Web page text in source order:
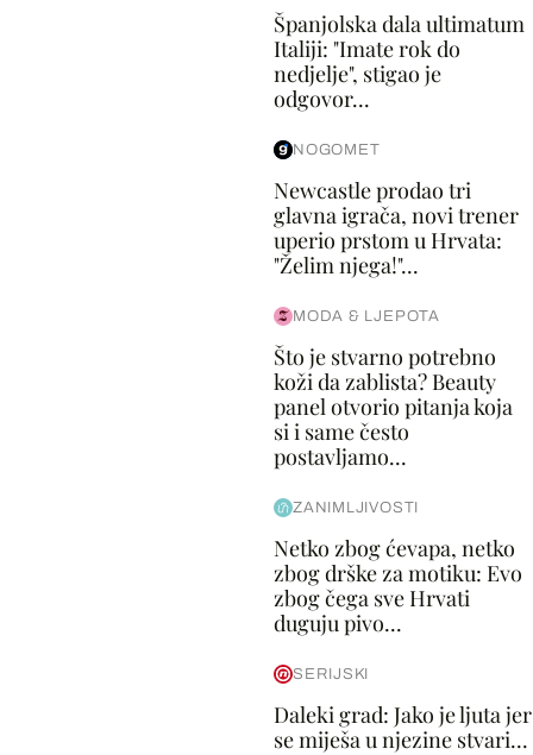
Španjolska dala ultimatum
Italiji: "Imate rok do
nedjelje", stigao je
odgovor...
NOGOMET
Newcastle prodao tri
glavna igrača, novi trener
uperio prstom u Hrvata:
"Želim njega!"...
MODA & LJEPOTA
Što je stvarno potrebno
koži da zablista? Beauty
panel otvorio pitanja koja
si i same često
postavljamo...
ZANIMLJIVOSTI
Netko zbog ćevapa, netko
zbog drške za motiku: Evo
zbog čega sve Hrvati
duguju pivo...
SERIJSKI
Daleki grad: Jako je ljuta jer
se miješa u njezine stvari...